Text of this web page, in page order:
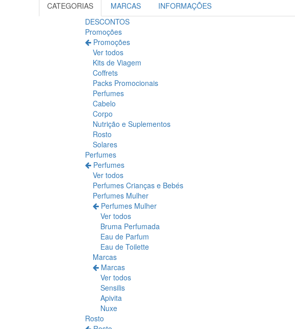
CATEGORIAS
MARCAS
INFORMAÇÕES
DESCONTOS
Promoções
Promoções
Ver todos
Kits de Viagem
Coffrets
Packs Promocionais
Perfumes
Cabelo
Corpo
Nutrição e Suplementos
Rosto
Solares
Perfumes
Perfumes
Ver todos
Perfumes Crianças e Bebés
Perfumes Mulher
Perfumes Mulher
Ver todos
Bruma Perfumada
Eau de Parfum
Eau de Toilette
Marcas
Marcas
Ver todos
Sensilis
Apivita
Nuxe
Rosto